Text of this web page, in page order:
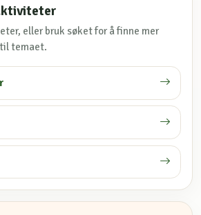
eller bruk søket for å finne mer
temaet.